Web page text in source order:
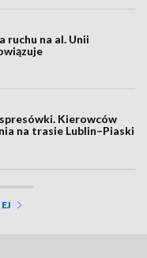
ruchu na al. Unii
Kierowców
na trasie Lublin–Piaski